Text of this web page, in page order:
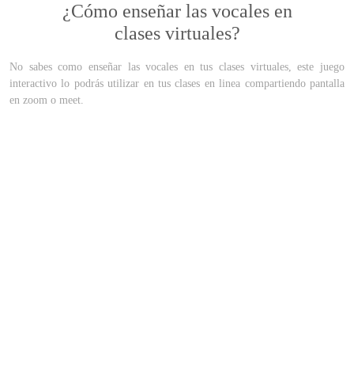
¿Cómo enseñar las vocales en
clases virtuales?
No sabes como enseñar las vocales en tus clases virtuales, este juego
interactivo lo podrás utilizar en tus clases en linea compartiendo pantalla
en zoom o meet.